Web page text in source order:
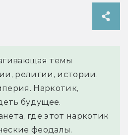
темы
религии, истории.
Наркотик,
будущее.
где этот наркотик
феодалы.